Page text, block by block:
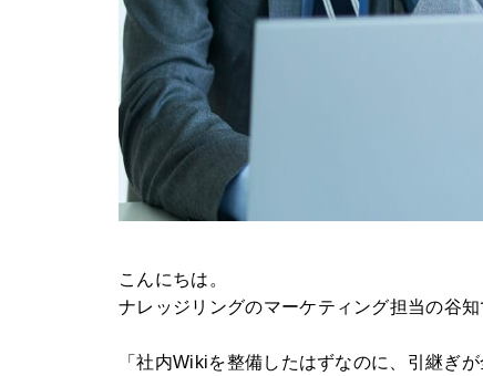
こんにちは。
ナレッジリングのマーケティング担当の谷知
「社内Wikiを整備したはずなのに、引継ぎが